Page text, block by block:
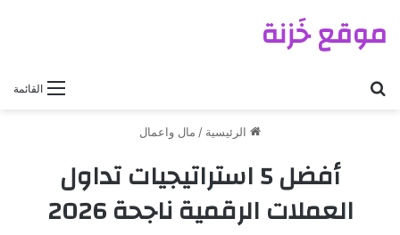
القائمة
موقع خَزنة
الرئيسية / مال واعمال
أفضل 5 استراتيجيات تداول
العملات الرقمية ناجحة 2026